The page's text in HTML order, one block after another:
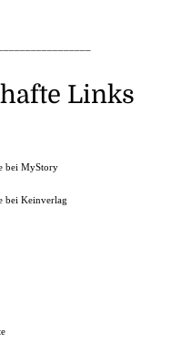
Links
bei MyStory
bei Keinverlag